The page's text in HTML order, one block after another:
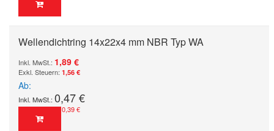
Wellendichtring 14x22x4 mm NBR Typ WA
1,89 €
1,56 €
Ab
0,47 €
0,39 €